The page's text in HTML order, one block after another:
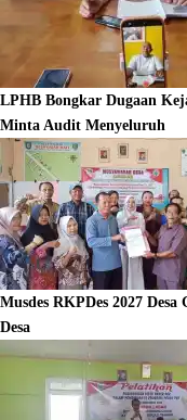
LPHB Bongkar Dugaan
Minta Audit Menyeluruh
Musdes RKPDes 2027
Desa